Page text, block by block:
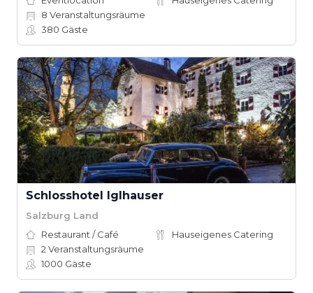
8 Veranstaltungsräume
380 Gäste
Schlosshotel Iglhauser
Salzburg Land
Restaurant / Café
Hauseigenes Catering
2 Veranstaltungsräume
1000 Gäste